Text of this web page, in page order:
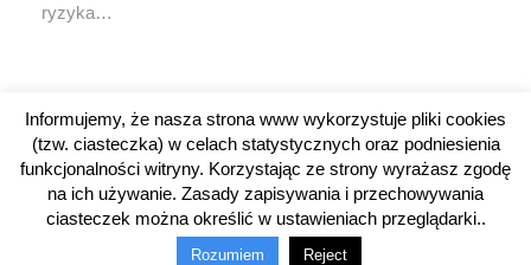
ryzyka…
2 4 … 30
© 2014-2025 OSiR w Gołdapi. Wszelkie prawa zastrzeżone.
Informujemy, że nasza strona www wykorzystuje pliki cookies
(tzw. ciasteczka) w celach statystycznych oraz podniesienia
funkcjonalności witryny. Korzystając ze strony wyrażasz zgodę
na ich używanie. Zasady zapisywania i przechowywania
ciasteczek można określić w ustawieniach przeglądarki..
Rozumiem Reject